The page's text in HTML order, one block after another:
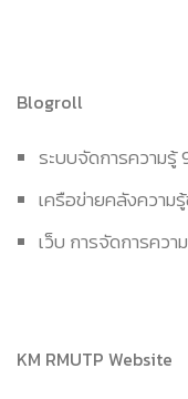
Blogroll
ระบบจัดการความรู้
เครือข่ายคลังความ
เว็บ การจัดการคว
KM RMUTP Website